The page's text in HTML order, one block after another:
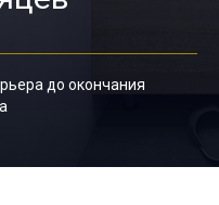
до окончания